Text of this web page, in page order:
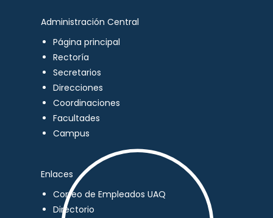
Administración Central
Página principal
Rectoría
Secretarios
Direcciones
Coordinaciones
Facultades
Campus
Enlaces
Correo de Empleados UAQ
Directorio